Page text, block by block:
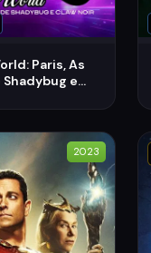
Paris, As
e
2023